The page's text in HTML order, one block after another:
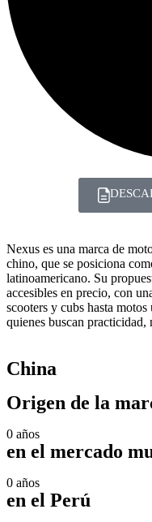
Nexus es una marca de
chino, que se posiciona
latinoamericano. Su
accesibles en precio, con
scooters y cubs hasta
quienes buscan
China
Origen de la
0 años
en el mercado
0 años
en el Perú